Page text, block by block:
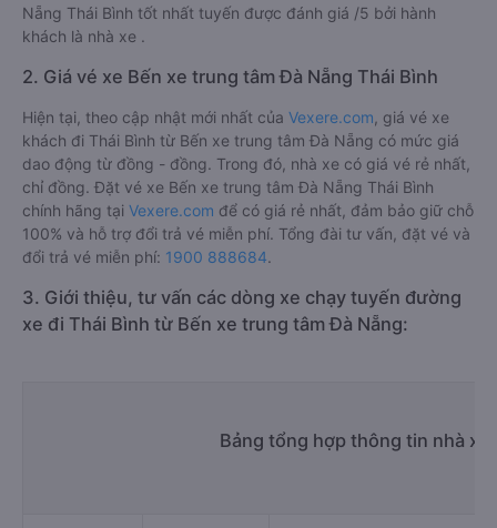
Nẵng Thái Bình tốt nhất tuyến được đánh giá /5 bởi hành
khách là nhà xe .
2. Giá vé xe Bến xe trung tâm Đà Nẵng Thái Bình
Hiện tại, theo cập nhật mới nhất của Vexere.com , giá vé xe
khách đi Thái Bình từ Bến xe trung tâm Đà Nẵng có mức giá
dao động từ đồng - đồng. Trong đó, nhà xe có giá vé rẻ nhất,
chỉ đồng. Đặt vé xe Bến xe trung tâm Đà Nẵng Thái Bình
chính hãng tại Vexere.com để có giá rẻ nhất, đảm bảo giữ chỗ
100% và hỗ trợ đổi trả vé miễn phí. Tổng đài tư vấn, đặt vé và
đổi trả vé miễn phí: 1900 888684.
3. Giới thiệu, tư vấn các dòng xe chạy tuyến đường
xe đi Thái Bình từ Bến xe trung tâm Đà Nẵng:
Bảng tổng hợp thông tin nhà